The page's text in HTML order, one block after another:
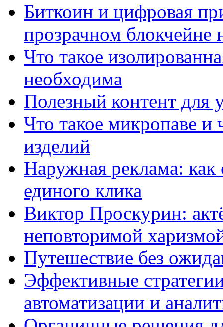
Биткоин и цифровая
прозрачном
Что такое
необходима
Полезный контент для
Что такое микропаве
изделий
Наружная реклама: как
единого клика
Виктор Проскурин:
неповторимой
Путешествие без
Эффективные
автоматизации и